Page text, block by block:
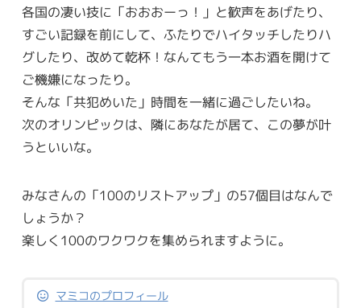
各国の凄い技に「おおおーっ！」と歓声をあげたり、
すごい記録を前にして、ふたりでハイタッチしたりハ
グしたり、改めて乾杯！なんてもう一本お酒を開けて
ご機嫌になったり。
そんな「共犯めいた」時間を一緒に過ごしたいね。
次のオリンピックは、隣にあなたが居て、この夢が叶
うといいな。
みなさんの「100のリストアップ」の57個目はなんで
しょうか？
楽しく100のワクワクを集められますように。
マミコのプロフィール